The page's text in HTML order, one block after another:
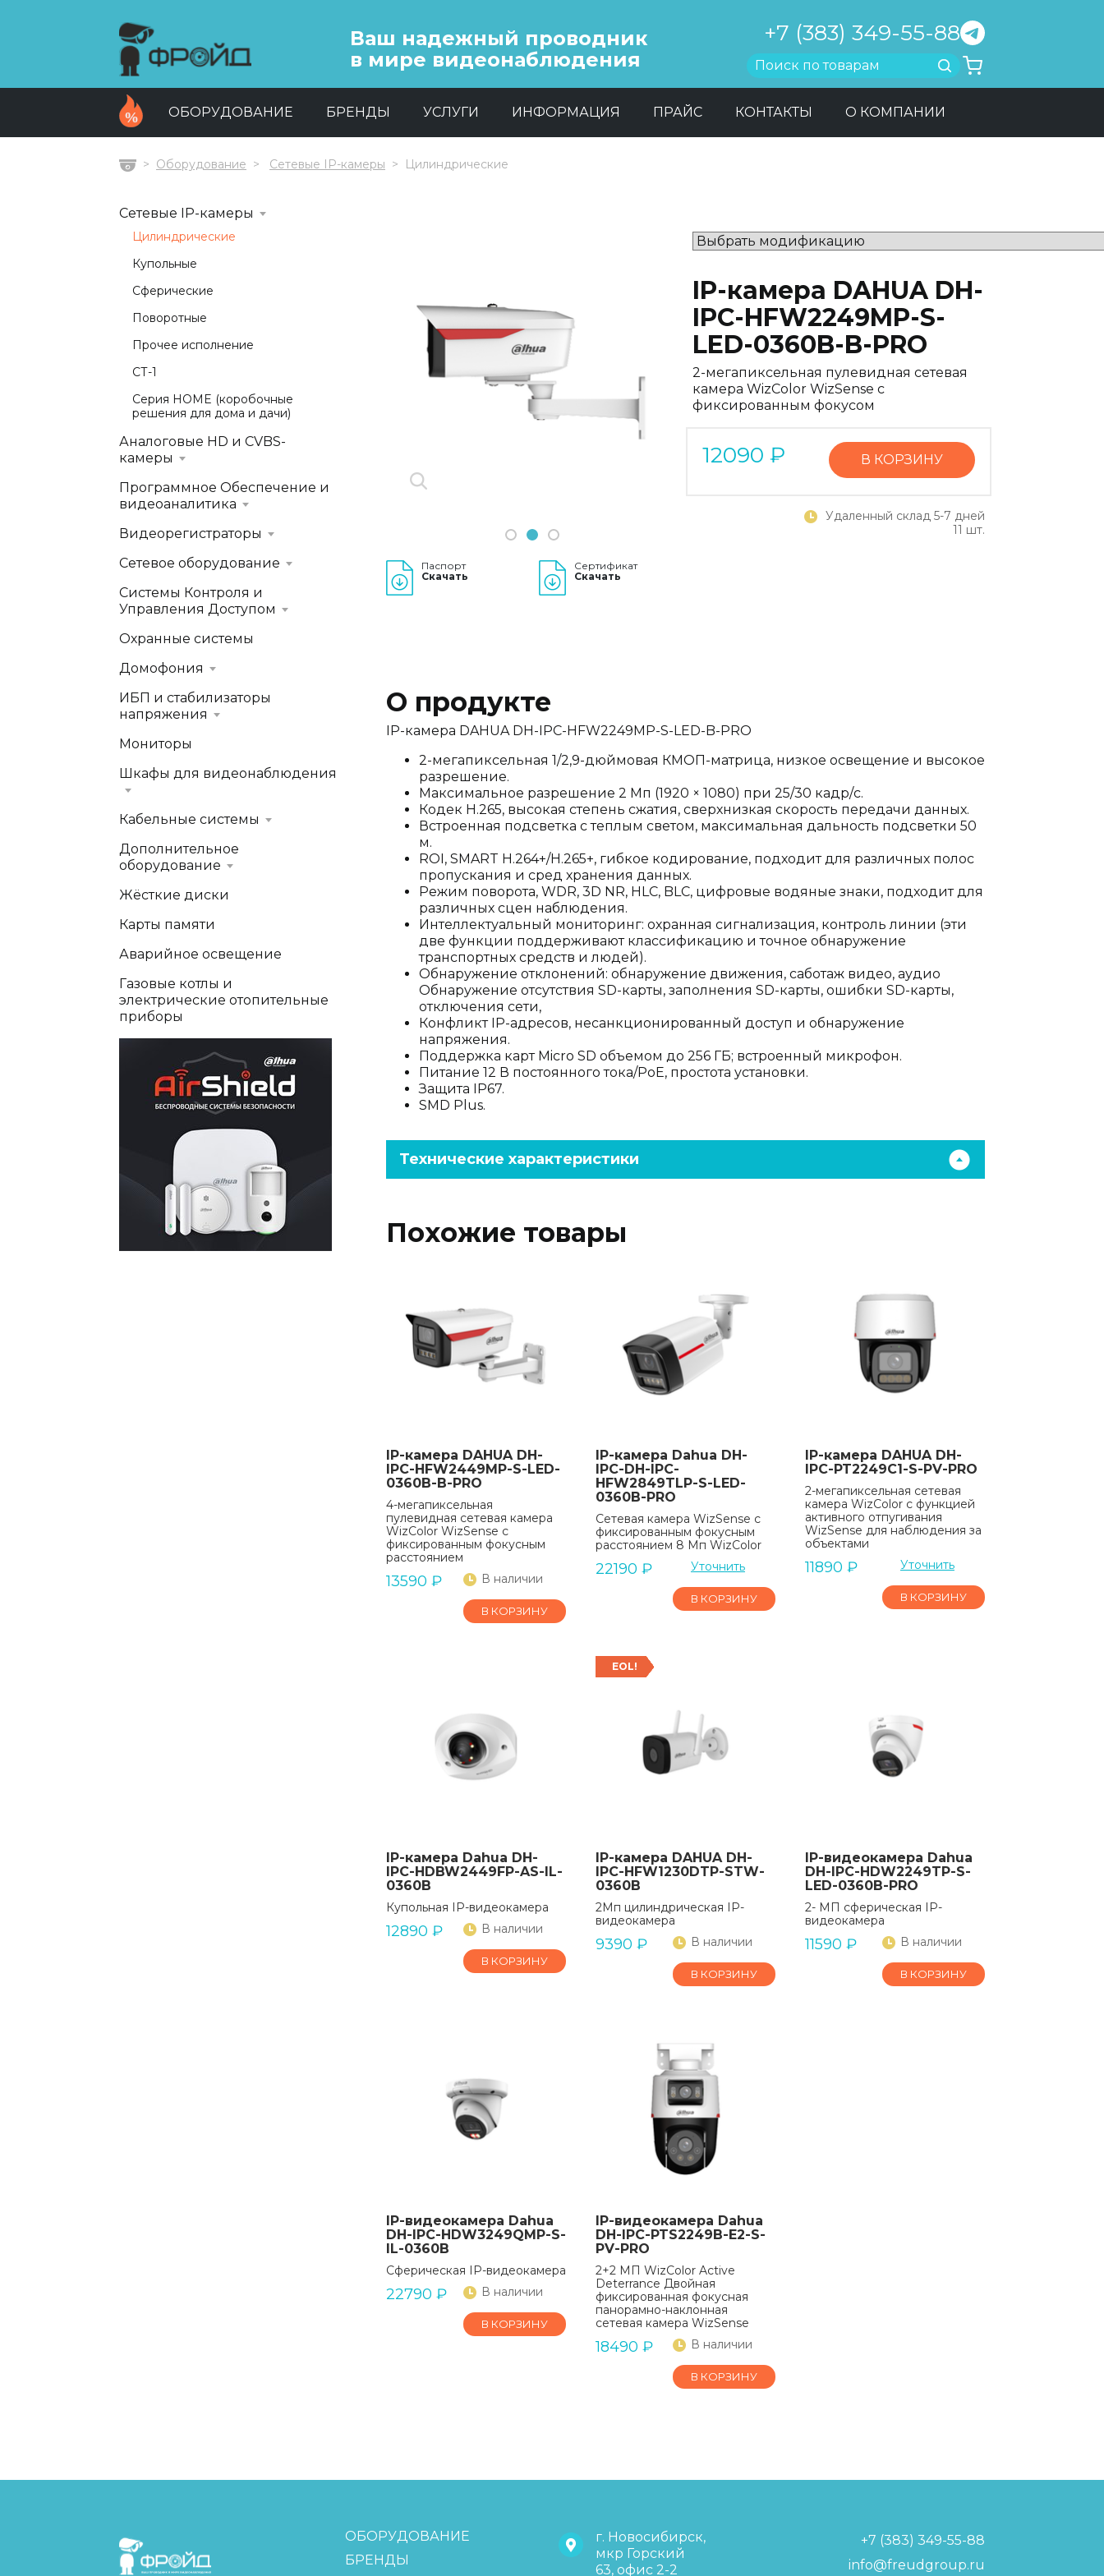
Ваш надежный проводник
в мире видеонаблюдения
+7 (383) 349-55-88
Найти
ОБОРУДОВАНИЕ БРЕНДЫ УСЛУГИ ИНФОРМАЦИЯ ПРАЙС КОНТАКТЫ О КОМПАНИИ
ГлавнаяОборудование Сетевые IP-камеры Цилиндрические
Next
1 2 3
Паспорт
Скачать
Сертификат
Скачать
IP-камера DAHUA DH-
IPC-HFW2249MP-S-
LED-0360B-B-PRO
2-мегапиксельная пулевидная сетевая
камера WizColor WizSense с
фиксированным фокусом
12090 ₽ В КОРЗИНУ
Удаленный склад 5-7 дней
11 шт.
О продукте
IP-камера DAHUA DH-IPC-HFW2249MP-S-LED-B-PRO
2-мегапиксельная 1/2,9-дюймовая КМОП-матрица, низкое освещение и высокое
разрешение.
Максимальное разрешение 2 Мп (1920 × 1080) при 25/30 кадр/с.
Кодек H.265, высокая степень сжатия, сверхнизкая скорость передачи данных.
Встроенная подсветка с теплым светом, максимальная дальность подсветки 50
м.
ROI, SMART H.264+/H.265+, гибкое кодирование, подходит для различных полос
пропускания и сред хранения данных.
Режим поворота, WDR, 3D NR, HLC, BLC, цифровые водяные знаки, подходит для
различных сцен наблюдения.
Интеллектуальный мониторинг: охранная сигнализация, контроль линии (эти
две функции поддерживают классификацию и точное обнаружение
транспортных средств и людей).
Обнаружение отклонений: обнаружение движения, саботаж видео, аудио
Обнаружение отсутствия SD-карты, заполнения SD-карты, ошибки SD-карты,
отключения сети,
Конфликт IP-адресов, несанкционированный доступ и обнаружение
напряжения.
Поддержка карт Micro SD объемом до 256 ГБ; встроенный микрофон.
Питание 12 В постоянного тока/PoE, простота установки.
Защита IP67.
SMD Plus.
Технические характеристики
Похожие товары
IP-камера DAHUA DH-
IPC-HFW2449MP-S-LED-
0360B-B-PRO
4-мегапиксельная
пулевидная сетевая камера
WizColor WizSense с
фиксированным фокусным
расстоянием
13590 ₽ В наличии
В КОРЗИНУ
IP-камера Dahua DH-
IPC-DH-IPC-
HFW2849TLP-S-LED-
0360B-PRO
Сетевая камера WizSense с
фиксированным фокусным
расстоянием 8 Мп WizColor
22190 ₽ Уточнить
В КОРЗИНУ
IP-камера DAHUA DH-
IPC-PT2249C1-S-PV-PRO
2-мегапиксельная сетевая
камера WizColor с функцией
активного отпугивания
WizSense для наблюдения за
объектами
11890 ₽ Уточнить
В КОРЗИНУ
IP-камера Dahua DH-
IPC-HDBW2449FP-AS-IL-
0360B
Купольная IP-видеокамера
12890 ₽ В наличии
В КОРЗИНУ
EOL!
IP-камера DAHUA DH-
IPC-HFW1230DTP-STW-
0360B
2Мп цилиндрическая IP-
видеокамера
9390 ₽ В наличии
В КОРЗИНУ
IP-видеокамера Dahua
DH-IPC-HDW2249TP-S-
LED-0360B-PRO
2- МП сферическая IP-
видеокамера
11590 ₽ В наличии
В КОРЗИНУ
IP-видеокамера Dahua
DH-IPC-HDW3249QMP-S-
IL-0360B
Сферическая IP-видеокамера
22790 ₽ В наличии
В КОРЗИНУ
IP-видеокамера Dahua
DH-IPC-PTS2249B-E2-S-
PV-PRO
2+2 МП WizColor Active
Deterrance Двойная
фиксированная фокусная
панорамно-наклонная
сетевая камера WizSense
18490 ₽ В наличии
В КОРЗИНУ
Сетевые IP-камеры
Цилиндрические
Купольные
Сферические
Поворотные
Прочее исполнение
СТ-1
Серия HOME (коробочные
решения для дома и дачи)
Аналоговые HD и CVBS-
камеры
Программное Обеспечение и
видеоаналитика
Видеорегистраторы
Сетевое оборудование
Системы Контроля и
Управления Доступом
Охранные системы
Домофония
ИБП и стабилизаторы
напряжения
Мониторы
Шкафы для видеонаблюдения
Кабельные системы
Дополнительное
оборудование
Жёсткие диски
Карты памяти
Аварийное освещение
Газовые котлы и
электрические отопительные
приборы
FreudGroup
ОБОРУДОВАНИЕ
БРЕНДЫ
г. Новосибирск,
мкр Горский
63, офис 2-2
+7 (383) 349-55-88
info@freudgroup.ru